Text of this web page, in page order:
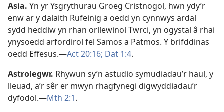
Asia. Yn yr Ysgrythurau Groeg Cristnogol, hwn ydy’r
enw ar y dalaith Rufeinig a oedd yn cynnwys ardal
sydd heddiw yn rhan orllewinol Twrci, yn ogystal â rhai
ynysoedd arfordirol fel Samos a Patmos. Y brifddinas
oedd Effesus.—Act 20:16; Dat 1:4.
Astrolegwr. Rhywun sy’n astudio symudiadau’r haul, y
lleuad, a’r sêr er mwyn rhagfynegi digwyddiadau’r
dyfodol.—Mth 2:1.